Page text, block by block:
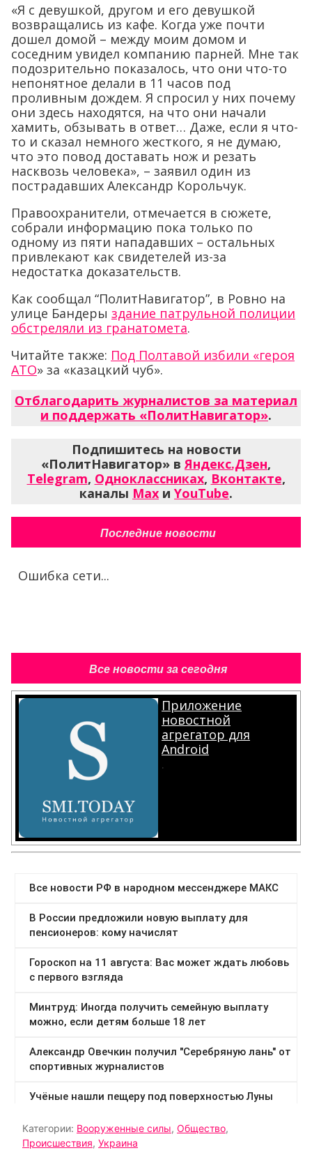
«Я с девушкой, другом и его девушкой
возвращались из кафе. Когда уже почти
дошел домой – между моим домом и
соседним увидел компанию парней. Мне так
подозрительно показалось, что они что-то
непонятное делали в 11 часов под
проливным дождем. Я спросил у них почему
они здесь находятся, на что они начали
хамить, обзывать в ответ… Даже, если я что-
то и сказал немного жесткого, я не думаю,
что это повод доставать нож и резать
насквозь человека», – заявил один из
пострадавших Александр Корольчук.
Правоохранители, отмечается в сюжете,
собрали информацию пока только по
одному из пяти нападавших – остальных
привлекают как свидетелей из-за
недостатка доказательств.
Как сообщал “ПолитНавигатор”, в Ровно на
улице Бандеры здание патрульной полиции
обстреляли из гранатомета.
Читайте также: Под Полтавой избили «героя
АТО» за «казацкий чуб».
Отблагодарить журналистов за материал
и поддержать «ПолитНавигатор».
Подпишитесь на новости
«ПолитНавигатор» в Яндекс.Дзен,
Telegram, Одноклассниках, Вконтакте,
каналы Max и YouTube.
Последние новости
Ошибка сети...
Все новости за сегодня
Приложение
новостной
агрегатор для
Android
.
Категории: Вооруженные силы, Общество,
Происшествия, Украина